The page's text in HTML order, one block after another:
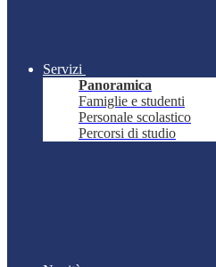
Servizi
Panoramica
Famiglie e studenti
Personale scolastico
Percorsi di studio